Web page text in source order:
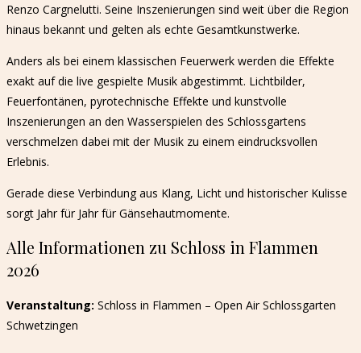
Renzo Cargnelutti. Seine Inszenierungen sind weit über die Region
hinaus bekannt und gelten als echte Gesamtkunstwerke.
Anders als bei einem klassischen Feuerwerk werden die Effekte
exakt auf die live gespielte Musik abgestimmt. Lichtbilder,
Feuerfontänen, pyrotechnische Effekte und kunstvolle
Inszenierungen an den Wasserspielen des Schlossgartens
verschmelzen dabei mit der Musik zu einem eindrucksvollen
Erlebnis.
Gerade diese Verbindung aus Klang, Licht und historischer Kulisse
sorgt Jahr für Jahr für Gänsehautmomente.
Alle Informationen zu Schloss in Flammen
2026
Veranstaltung: Schloss in Flammen – Open Air Schlossgarten
Schwetzingen